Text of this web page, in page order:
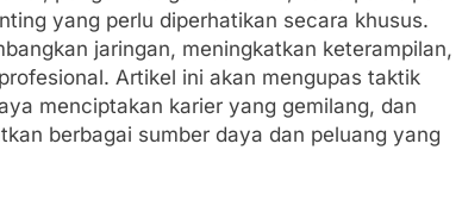
yang perlu diperhatikan secara khusus.
jaringan, meningkatkan keterampilan,
Artikel ini akan mengupas taktik
menciptakan karier yang gemilang, dan
berbagai sumber daya dan peluang yang